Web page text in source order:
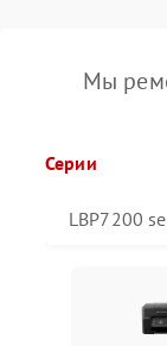
Мы
Серии
LBP7200